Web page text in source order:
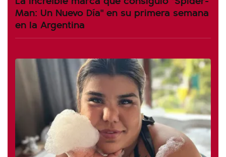
Man: Un Nuevo Día" en su primera semana
en la Argentina